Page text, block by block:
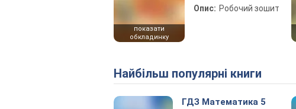
показати
обкладинку
Опис: Робочий зошит
Найбільш популярні книги
ГДЗ Математика 5